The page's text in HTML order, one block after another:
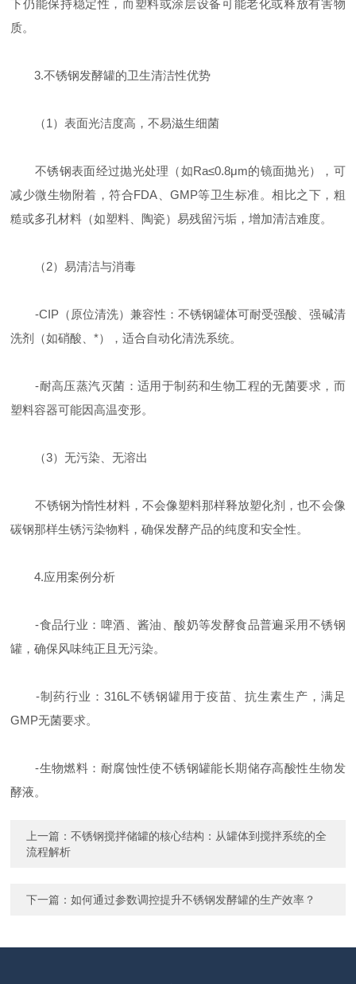
下仍能保持稳定性，而塑料或涂层设备可能老化或释放有害物
质。
3.不锈钢发酵罐的卫生清洁性优势
（1）表面光洁度高，不易滋生细菌
不锈钢表面经过抛光处理（如Ra≤0.8μm的镜面抛光），可
减少微生物附着，符合FDA、GMP等卫生标准。相比之下，粗
糙或多孔材料（如塑料、陶瓷）易残留污垢，增加清洁难度。
（2）易清洁与消毒
-CIP（原位清洗）兼容性：不锈钢罐体可耐受强酸、强碱清
洗剂（如硝酸、*），适合自动化清洗系统。
-耐高压蒸汽灭菌：适用于制药和生物工程的无菌要求，而
塑料容器可能因高温变形。
（3）无污染、无溶出
不锈钢为惰性材料，不会像塑料那样释放塑化剂，也不会像
碳钢那样生锈污染物料，确保发酵产品的纯度和安全性。
4.应用案例分析
-食品行业：啤酒、酱油、酸奶等发酵食品普遍采用不锈钢
罐，确保风味纯正且无污染。
-制药行业：316L不锈钢罐用于疫苗、抗生素生产，满足
GMP无菌要求。
-生物燃料：耐腐蚀性使不锈钢罐能长期储存高酸性生物发
酵液。
上一篇：不锈钢搅拌储罐的核心结构：从罐体到搅拌系统的全
流程解析
下一篇：如何通过参数调控提升不锈钢发酵罐的生产效率？